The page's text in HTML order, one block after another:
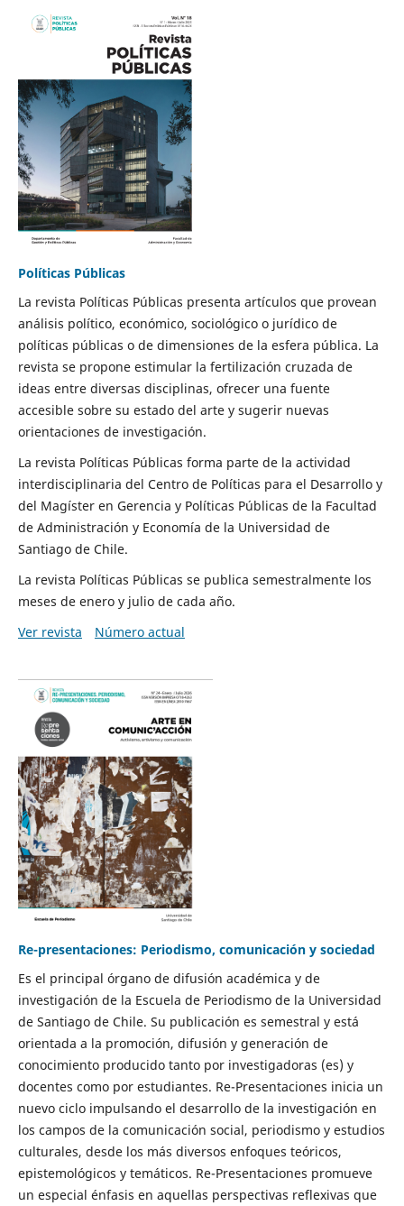
Políticas Públicas
La revista Políticas Públicas presenta artículos que provean
análisis político, económico, sociológico o jurídico de
políticas públicas o de dimensiones de la esfera pública. La
revista se propone estimular la fertilización cruzada de
ideas entre diversas disciplinas, ofrecer una fuente
accesible sobre su estado del arte y sugerir nuevas
orientaciones de investigación.
La revista Políticas Públicas forma parte de la actividad
interdisciplinaria del Centro de Políticas para el Desarrollo y
del Magíster en Gerencia y Políticas Públicas de la Facultad
de Administración y Economía de la Universidad de
Santiago de Chile.
La revista Políticas Públicas se publica semestralmente los
meses de enero y julio de cada año.
Ver revista
Número actual
Re-presentaciones: Periodismo, comunicación y sociedad
Es el principal órgano de difusión académica y de
investigación de la Escuela de Periodismo de la Universidad
de Santiago de Chile. Su publicación es semestral y está
orientada a la promoción, difusión y generación de
conocimiento producido tanto por investigadoras (es) y
docentes como por estudiantes. Re-Presentaciones inicia un
nuevo ciclo impulsando el desarrollo de la investigación en
los campos de la comunicación social, periodismo y estudios
culturales, desde los más diversos enfoques teóricos,
epistemológicos y temáticos. Re-Presentaciones promueve
un especial énfasis en aquellas perspectivas reflexivas que